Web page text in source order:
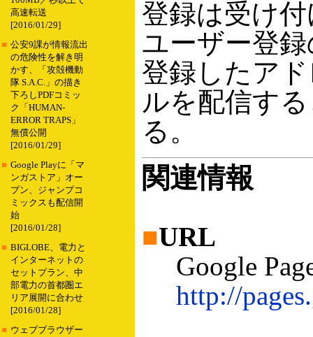
高速転送
[2016/01/29]
■ 公安9課が情報流出
の危険性を解き明
かす、「攻殻機動
隊 S.A.C.」の描き
下ろしPDFコミッ
ク「HUMAN-
ERROR TRAPS」
無償公開
[2016/01/29]
■ Google Playに「マ
ンガストア」オー
プン、ジャンプコ
ミックスも配信開
始
[2016/01/28]
■ BIGLOBE、電力と
インターネットの
セットプラン、中
部電力の首都圏エ
リア展開に合わせ
[2016/01/28]
■ ウェブブラウザー
登録は受け
ユーザー登
登録したア
ルを配信す
る。
関連情報
■URL
Google
http://